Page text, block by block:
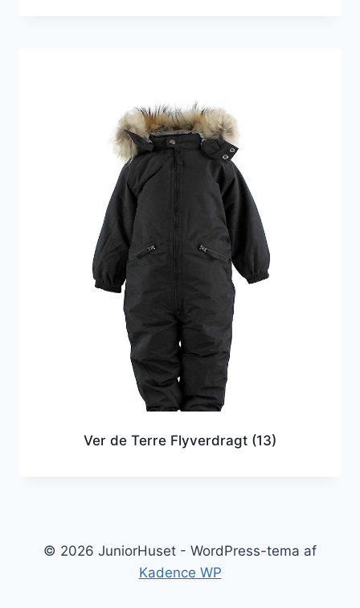
Ver de Terre Flyverdragt (13)
© 2026 JuniorHuset - WordPress-tema af
Kadence WP